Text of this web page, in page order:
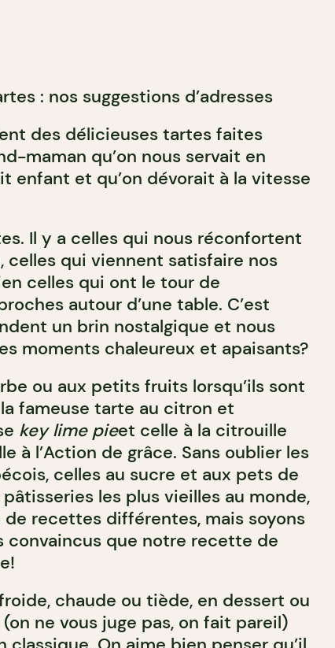
: nos suggestions d’adresses
des délicieuses tartes faites
maman qu’on nous servait en
enfant et qu’on dévorait à la vitesse
Il y a celles qui nous réconfortent
celles qui viennent satisfaire nos
celles qui ont le tour de
autour d’une table. C’est
un brin nostalgique et nous
moments chaleureux et apaisants?
ou aux petits fruits lorsqu’ils sont
fameuse tarte au citron et
key lime pieet celle à la citrouille
à l’Action de grâce. Sans oublier les
celles au sucre et aux pets de
les plus vieilles au monde,
recettes différentes, mais soyons
convaincus que notre recette de
chaude ou tiède, en dessert ou
ne vous juge pas, on fait pareil)